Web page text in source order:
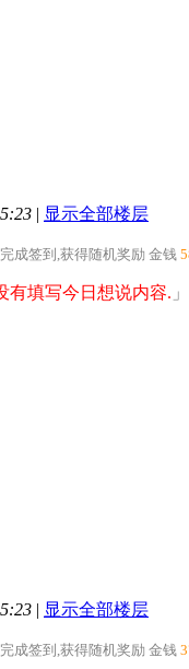
| 显示全部楼层
完成签到,获得随机奖励 金钱
有填写今日想说内容.
| 显示全部楼层
完成签到,获得随机奖励 金钱